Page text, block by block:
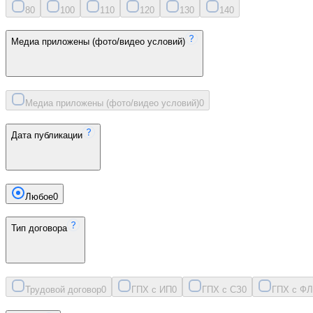
80 100 11 0 120 130 140
Медиа приложены (фото/видео условий)
Медиа приложены (фото/видео условий)0
Дата публикации
Любое0
Тип договора
Трудовой договор0 ГПХ с ИП0 ГПХ с СЗ0 ГПХ с ФЛ